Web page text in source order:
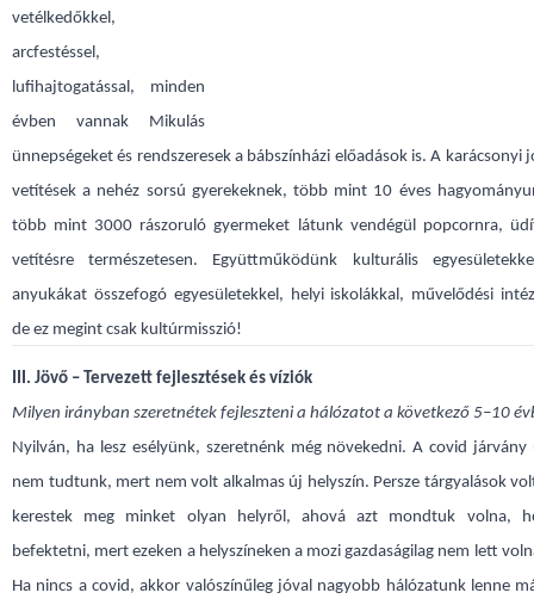
vetélkedőkkel,
arcfestéssel,
lufihajtogatással, minden
évben vannak Mikulás
ünnepségeket és rendszeresek a bábszínházi előadások is. A karácsonyi
vetítések a nehéz sorsú gyerekeknek, több mint 10 éves
több mint 3000 rászoruló gyermeket látunk vendégül popcornra,
vetítésre természetesen. Együttműködünk kulturális
anyukákat összefogó egyesületekkel, helyi iskolákkal, művelődési
de ez megint csak kultúrmisszió!
III. Jövő – Tervezett fejlesztések és víziók
Milyen irányban szeretnétek fejleszteni a hálózatot a következő 5–10
Nyilván, ha lesz esélyünk, szeretnénk még növekedni. A covid járvány
nem tudtunk, mert nem volt alkalmas új helyszín. Persze tárgyalások
kerestek meg minket olyan helyről, ahová azt mondtuk volna,
befektetni, mert ezeken a helyszíneken a mozi gazdaságilag nem lett
Ha nincs a covid, akkor valószínűleg jóval nagyobb hálózatunk lenne